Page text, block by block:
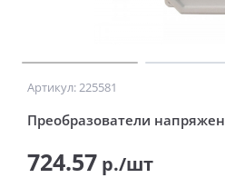
Артикул: 225581
Преобразователи
724.57 р./шт